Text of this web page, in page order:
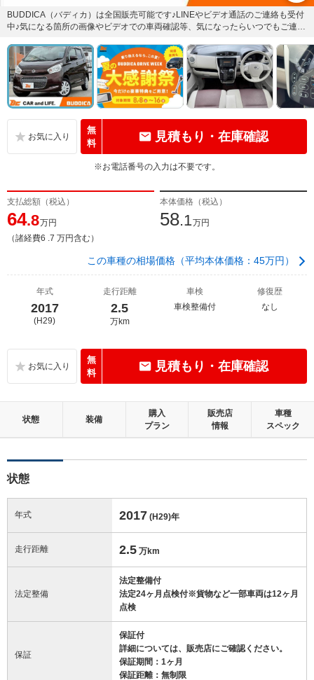
BUDDICA（バディカ）は全国販売可能です♪LINEやビデオ通話のご連絡も受付
中♪気になる箇所の画像やビデオでの車両確認等、気になったらいつでもご連絡
無
料
見積もり・在庫確認
※お電話番号の入力は不要です。
支払総額（税込）
64.8万円
（諸経費6 .7 万円含む）
本体価格（税込）
58.1万円
この車種の相場価格（平均本体価格：45万円）
年式
2017
(H29)
走行距離
2.5
万km
車検
車検整備付
修復歴
なし
無
料
見積もり・在庫確認
状態 装備
購入
プラン
販売店
情報
車種
スペック
状態
年式 2017 (H29)年
走行距離 2.5 万km
法定整備
法定整備付
法定24ヶ月点検付※貨物など一部車両は12ヶ月
点検
保証
保証付
詳細については、販売店にご確認ください。
保証期間：1ヶ月
保証距離：無制限